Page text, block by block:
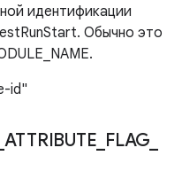
идентификации
Обычно это
id"
ATTRIBUTE FLAG